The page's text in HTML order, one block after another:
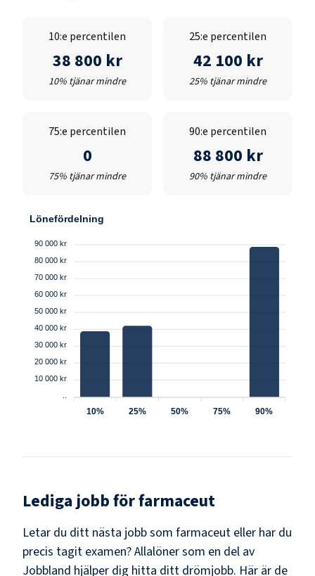
10:e percentilen
38 800 kr
10% tjänar mindre
25:e percentilen
42 100 kr
25% tjänar mindre
75:e percentilen
0
75% tjänar mindre
90:e percentilen
88 800 kr
90% tjänar mindre
Lönefördelning
90 000 kr
80 000 kr
70 000 kr
60 000 kr
50 000 kr
40 000 kr
30 000 kr
20 000 kr
10 000 kr
10% 25% 50% 75% 90%
Lediga jobb förfarmaceut
Letar du ditt nästa jobb som farmaceut eller har du
precis tagit examen? Allalöner som en del av
Jobbland hjälper dig hitta ditt drömjobb. Här är de